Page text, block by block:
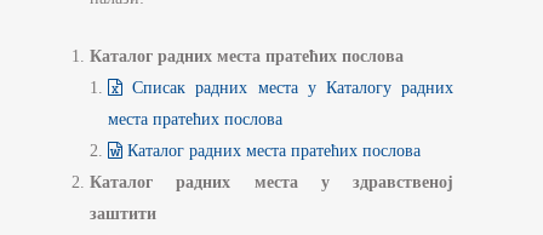
Каталог радних места пратећих послова
Списак радних места у Каталогу радних
места пратећих послова
Каталог радних места пратећих послова
Каталог радних места у здравственој
заштити